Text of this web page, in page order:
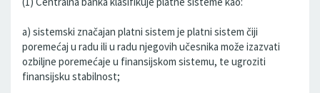
a) sistemski značajan platni sistem je platni sistem čiji
poremećaj u radu ili u radu njegovih učesnika može izazvati
ozbiljne poremećaje u finansijskom sistemu, te ugroziti
finansijsku stabilnost;